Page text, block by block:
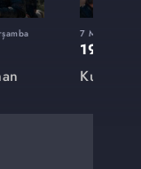
7 Mayıs 2025,
191.
Kuruluş